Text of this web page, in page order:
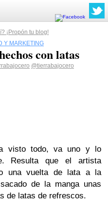
¡Propón tu blog!
Y MARKETING
con latas
@tierrabajocero
visto todo, va uno y lo
Resulta que el artista
una vuelta de lata a la
de la manga unas
de latas de refrescos.